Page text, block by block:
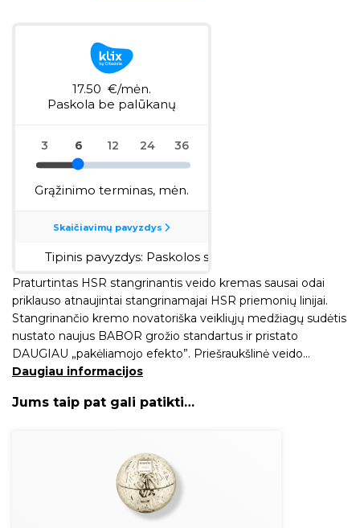
Praturtintas HSR stangrinantis veido kremas sausai odai
priklauso atnaujintai stangrinamajai HSR priemonių linijai.
Stangrinančio kremo novatoriška veikliųjų medžiagų sudėtis
nustato naujus BABOR grožio standartus ir pristato
DAUGIAU „pakėliamojo efekto”. Priešraukšlinė veido…
Daugiau informacijos
Jums taip pat gali patikti…